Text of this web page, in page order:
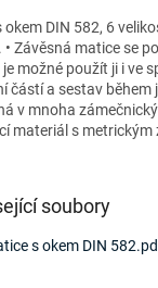
okem DIN 582, 6
• Závěsná matice se
je možné použít ji i ve
částí a sestav během
v mnoha
materiál s
soubory
s okem DIN